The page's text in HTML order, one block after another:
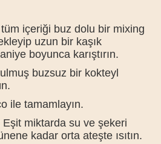
içeriği buz dolu bir mixing
uzun bir kaşık
boyunca karıştırın.
buzsuz bir kokteyl
ile tamamlayın.
miktarda su ve şekeri
kadar orta ateşte ısıtın.